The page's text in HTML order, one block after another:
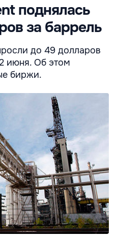
поднялась
за баррель
до 49 долларов
июня. Об этом
биржи.